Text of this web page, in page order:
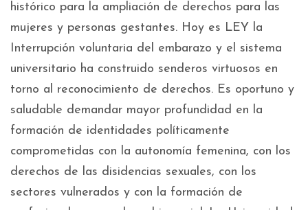
histórico para la ampliación de derechos para las
mujeres y personas gestantes. Hoy es LEY la
Interrupción voluntaria del embarazo y el sistema
universitario ha construido senderos virtuosos en
torno al reconocimiento de derechos. Es oportuno y
saludable demandar mayor profundidad en la
formación de identidades políticamente
comprometidas con la autonomía femenina, con los
derechos de las disidencias sexuales, con los
sectores vulnerados y con la formación de